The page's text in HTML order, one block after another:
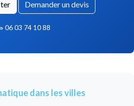
Demander un devis
06 03 74 10 88
dans les villes